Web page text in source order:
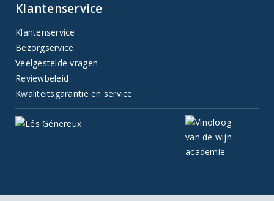
Klantenservice
Klantenservice
Bezorgservice
Veelgestelde vragen
Reviewbeleid
Kwaliteitsgarantie en service